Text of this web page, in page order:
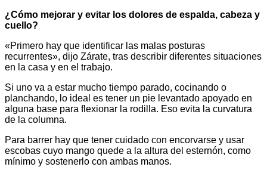
¿Cómo mejorar y evitar los dolores de espalda, cabeza y
cuello?
«Primero hay que identificar las malas posturas
recurrentes», dijo Zárate, tras describir diferentes situaciones
en la casa y en el trabajo.
Si uno va a estar mucho tiempo parado, cocinando o
planchando, lo ideal es tener un pie levantado apoyado en
alguna base para flexionar la rodilla. Eso evita la curvatura
de la columna.
Para barrer hay que tener cuidado con encorvarse y usar
escobas cuyo mango quede a la altura del esternón, como
mínimo y sostenerlo con ambas manos.